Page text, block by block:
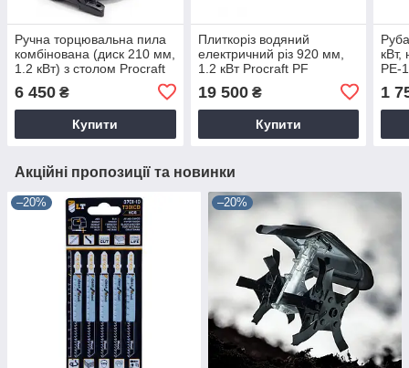
Ручна торцювальна пила
комбінована (диск 210 мм,
1.2 кВт) з столом Procraft
6 450 ₴
Купити
Плиткоріз водяний
електричний різ 920 мм,
1.2 кВт Procraft PF
19 500₴
Купити
кВт,
PE-
1
Акційні пропозиції та новинки
–20% –20%